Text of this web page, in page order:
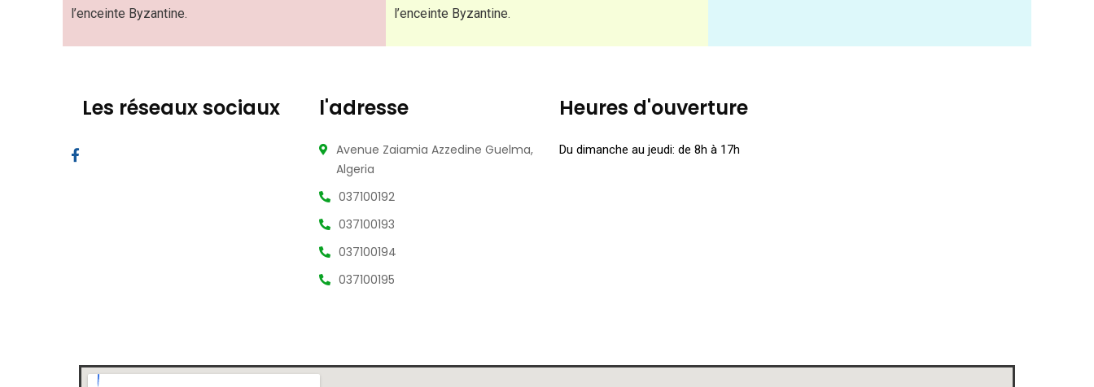
l’enceinte Byzantine.
l’enceinte Byzantine.
Les réseaux sociaux l'adresse
Avenue Zaiamia Azzedine Guelma,
Algeria
037100192
037100193
037100194
037100195
Heures d'ouverture
Du dimanche au jeudi: de 8h à 17h